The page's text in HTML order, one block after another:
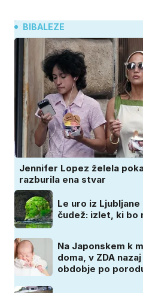
BIBALEZE
Jennifer Lopez želela
razburila ena stvar
Le uro iz
čudež: izlet, ki bo
Na Japonskem k
doma, v ZDA
obdobje po